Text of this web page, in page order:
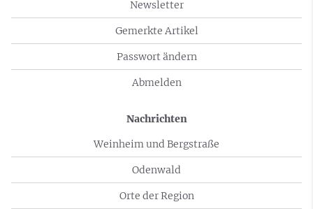
Newsletter
Gemerkte Artikel
Passwort ändern
Abmelden
Nachrichten
Weinheim und Bergstraße
Odenwald
Orte der Region